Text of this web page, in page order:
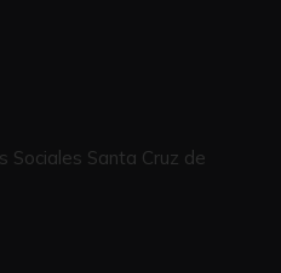
Sociales Santa Cruz de